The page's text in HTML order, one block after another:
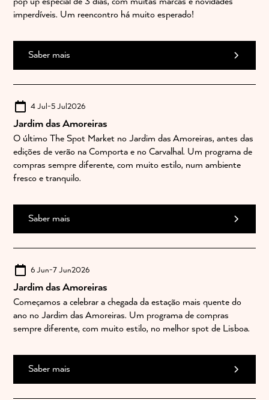
imperdíveis. Um reencontro há muito esperado!
Saber mais
4 Jul-5 Jul2026
Jardim das Amoreiras
O último The Spot Market no Jardim das Amoreiras, antes das
edições de verão na Comporta e no Carvalhal. Um programa de
compras sempre diferente, com muito estilo, num ambiente
fresco e tranquilo.
Saber mais
6 Jun-7 Jun2026
Jardim das Amoreiras
Começamos a celebrar a chegada da estação mais quente do
ano no Jardim das Amoreiras. Um programa de compras
sempre diferente, com muito estilo, no melhor spot de Lisboa.
Saber mais